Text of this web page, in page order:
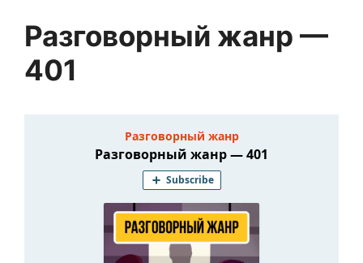
Разговорный жанр —
401